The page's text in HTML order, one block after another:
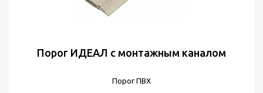
Порог ИДЕАЛ с монтажным каналом
Порог ПВХ